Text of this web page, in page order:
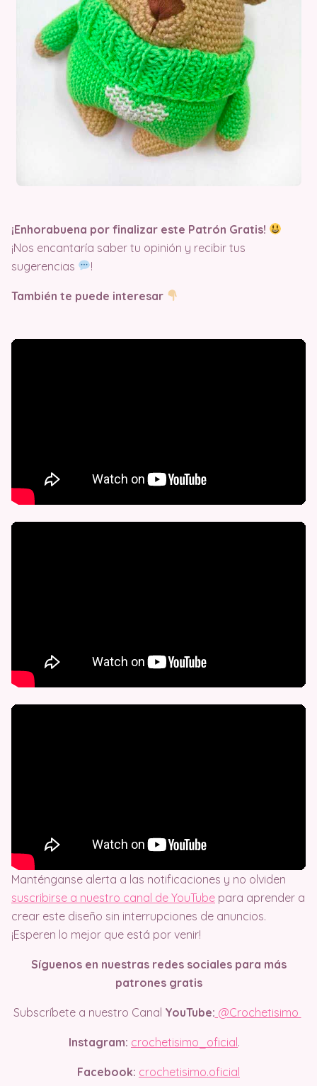
¡Enhorabuena por finalizar este Patrón Gratis!
¡Nos encantaría saber tu opinión y recibir tus
sugerencias
!
También te puede interesar
Manténganse alerta a las notificaciones y no olviden
suscribirse a nuestro canal de YouTube para aprender a
crear este diseño sin interrupciones de anuncios.
¡Esperen lo mejor que está por venir!
Síguenos en nuestras redes sociales para más
patrones gratis
Subscríbete a nuestro Canal YouTube: @Crochetisimo
Instagram: crochetisimo_oficial.
Facebook: crochetisimo.oficial